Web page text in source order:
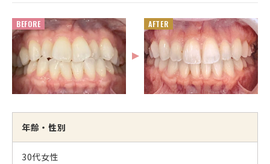
BEFORE AFTER
年齢・性別
30代女性